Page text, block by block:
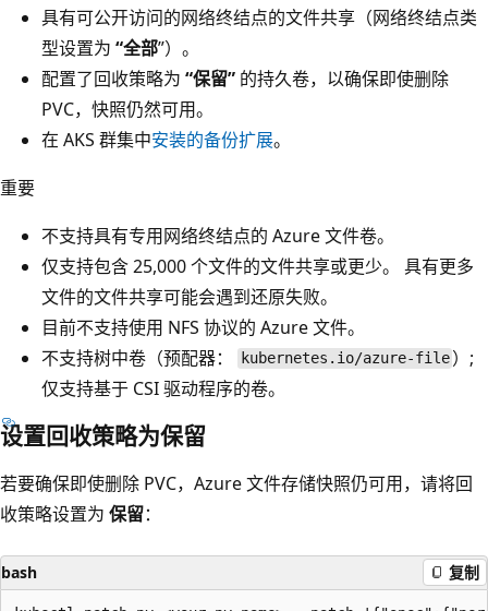
具有可公开访问的网络终结点的文件共享（网络终结点类
型设置为 “全部”）。
配置了回收策略为 “保留” 的持久卷，以确保即使删除
PVC，快照仍然可用。
在 AKS 群集中安装的备份扩展。
重要
不支持具有专用网络终结点的 Azure 文件卷。
仅支持包含 25,000 个文件的文件共享或更少。 具有更多
文件的文件共享可能会遇到还原失败。
目前不支持使用 NFS 协议的 Azure 文件。
不支持树中卷（预配器：
kubernetes.io/azure-file ）;
仅支持基于 CSI 驱动程序的卷。
设置回收策略为保留
若要确保即使删除 PVC，Azure 文件存储快照仍可用，请将回
收策略设置为 保留：
bash 复制